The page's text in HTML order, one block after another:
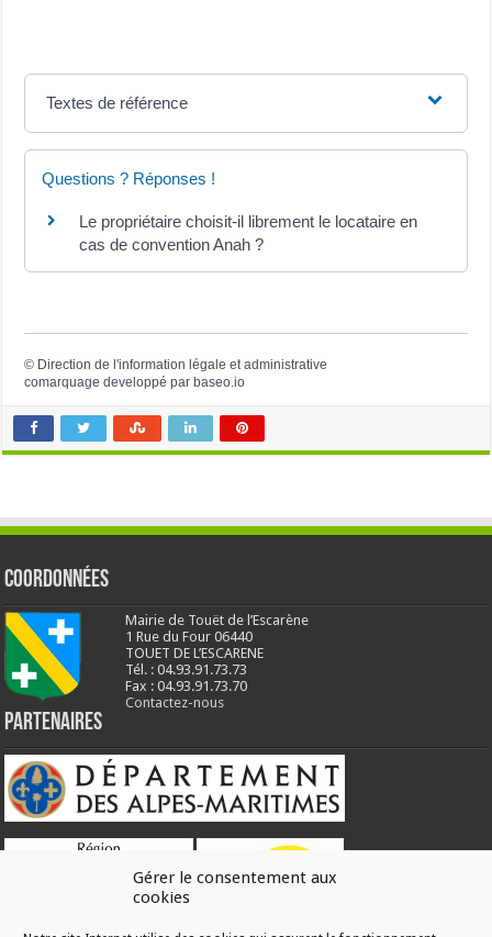
Gérer le consentement aux
cookies
Textes de référence
Questions ? Réponses !
Le propriétaire choisit-il librement le locataire en
cas de convention Anah ?
© Direction de l'information légale et administrative
comarquage developpé par baseo.io
Coordonnées
Mairie de Touët de l’Escarène
1 Rue du Four 06440
TOUET DE L’ESCARENE
Tél. : 04.93.91.73.73
Fax : 04.93.91.73.70
Contactez-nous
Partenaires